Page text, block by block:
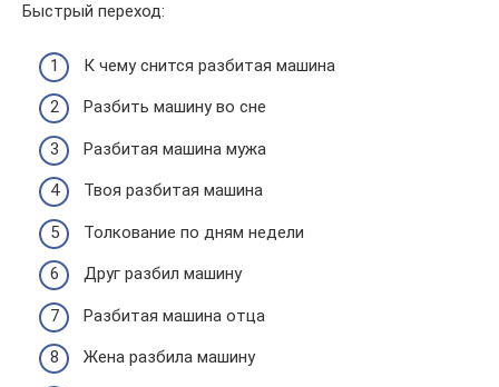
Быстрый переход:
К чему снится разбитая машина
Разбить машину во сне
Разбитая машина мужа
Твоя разбитая машина
Толкование по дням недели
Друг разбил машину
Разбитая машина отца
Жена разбила машину